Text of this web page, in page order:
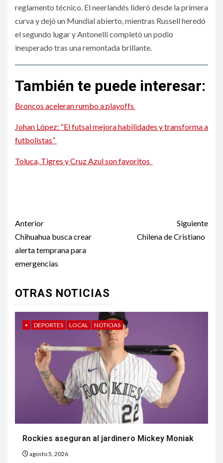
reglamento técnico. El neerlandés lideró desde la primera
curva y dejó un Mundial abierto, mientras Russell heredó
el segundo lugar y Antonelli completó un podio
inesperado tras una remontada brillante.
También te puede interesar:
Broncos aceleran rumbo a playoffs
Johan López: “El futsal mejora habilidades y transforma a
futbolistas”
Toluca, Tigres y Cruz Azul son favoritos
Post
navigation
Anterior
Chihuahua busca crear
alerta temprana para
emergencias
Siguiente
Chilena de Cristiano
OTRAS NOTICIAS
• DEPORTES LOCAL NOTICIAS
Rockies aseguran al jardinero Mickey Moniak
agosto 5, 2026